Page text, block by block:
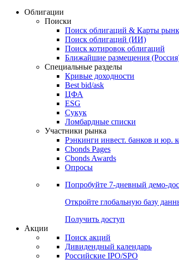
Облигации
Поиски
Поиск облигаций & Карты
Поиск облигаций (ИИ)
Поиск котировок облигаций
Ближайшие размещения
Специальные разделы
Кривые доходности
Best bid/ask
ЦФА
ESG
Сукук
Ломбардные списки
Участники рынка
Рэнкинги инвест. банков и юр.
Cbonds Pages
Cbonds Awards
Опросы
Попробуйте 7-дневный демо-
Откройте глобальную базу
Получить доступ
Акции
Поиск акций
Дивидендный календарь
Российские IPO/SPO